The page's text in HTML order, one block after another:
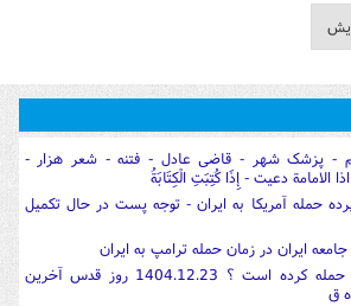
- پزشک شهر - قاضی عادل - فتنه - شعر هزار -
الامامة دعیت - إِذَا كُتِبَتِ الْكِتَابَةُ
حمله آمریکا به ایران - توجه پست در حال تکمیل
ایران در زمان حمله ترامپ به ایران
9. چرا ترامپ به ایران حمله کرده است ؟ 1404.12.23 روز قدس آخرین